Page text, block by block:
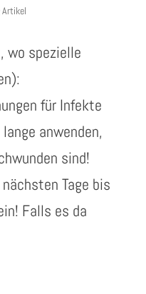
Artikel
wo spezielle
für Infekte
anwenden,
sind!
Tage bis
Falls es da